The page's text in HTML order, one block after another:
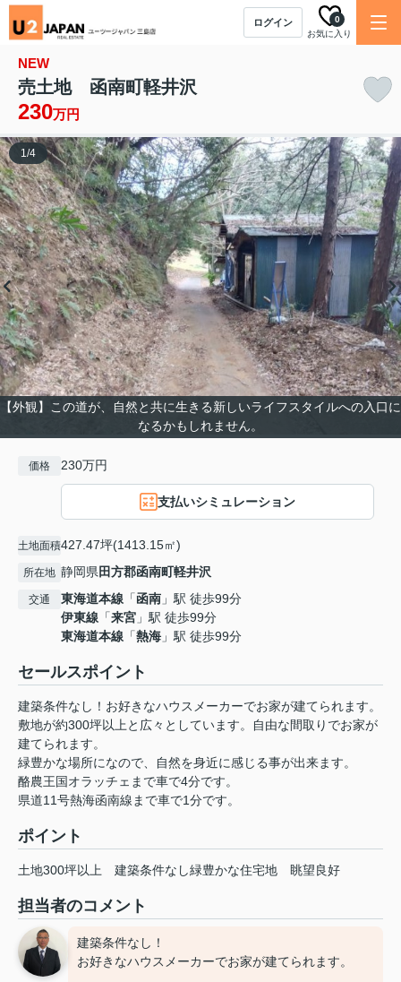
ログイン
お気に入り
0
NEW
売土地 函南町軽井沢
230万円
【外観】この道が、自然と共に生きる新しいライフスタイルへの入口に
なるかもしれません。
1/4
価格 230万円
支払いシミュレーション
土地面積427.47坪(1413.15㎡)
所在地 静岡県田方郡函南町軽井沢
交通 東海道本線 「函南 」駅 徒歩99分
伊東線 「来宮 」駅 徒歩99分
東海道本線 「熱海 」駅 徒歩99分
セールスポイント
建築条件なし！お好きなハウスメーカーでお家が建てられます。
敷地が約300坪以上と広々としています。自由な間取りでお家が
建てられます。
緑豊かな場所になので、自然を身近に感じる事が出来ます。
酪農王国オラッチェまで車で4分です。
県道11号熱海函南線まで車で1分です。
ポイント
土地300坪以上 建築条件なし緑豊かな住宅地 眺望良好
担当者のコメント
建築条件なし！
お好きなハウスメーカーでお家が建てられます。